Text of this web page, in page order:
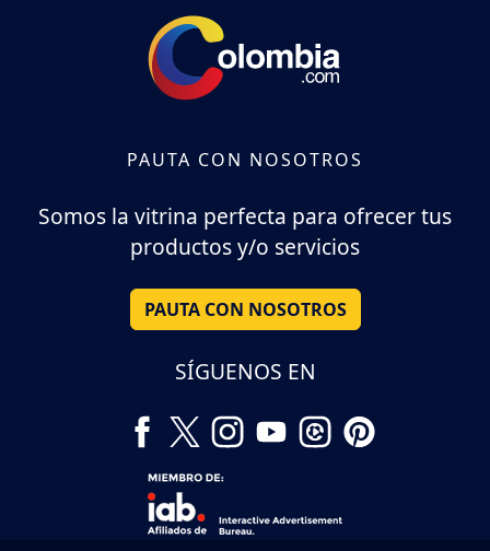
PAUTA CON NOSOTROS
Somos la vitrina perfecta para ofrecer tus
productos y/o servicios
PAUTA CON NOSOTROS
SÍGUENOS EN